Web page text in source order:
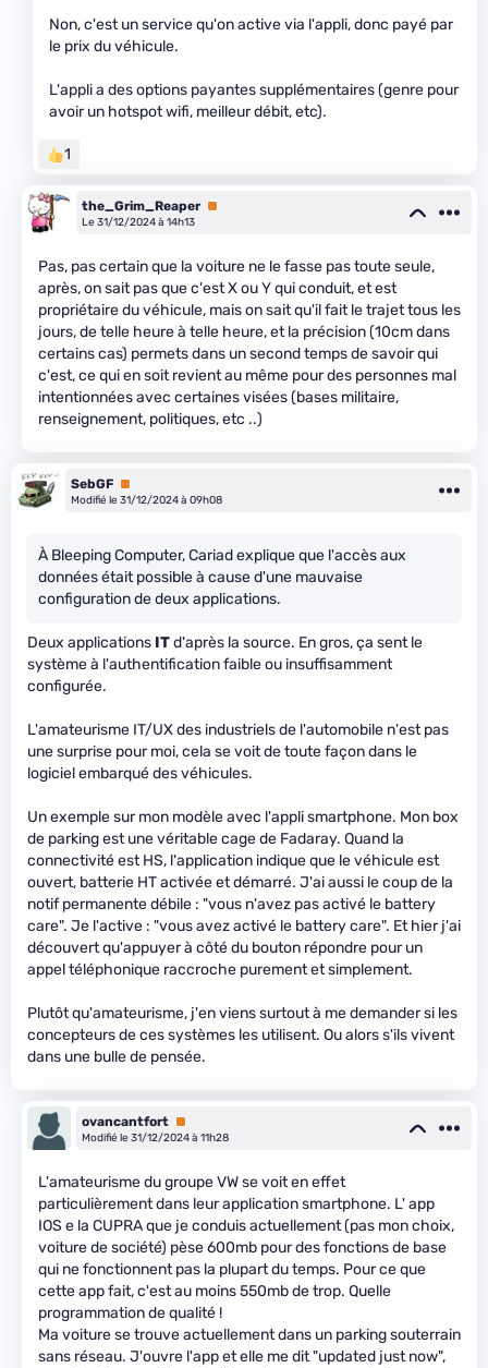
Non, c'est un service qu'on active via l'appli, donc payé par
le prix du véhicule.
L'appli a des options payantes supplémentaires (genre pour
avoir un hotspot wifi, meilleur débit, etc).
1
the_Grim_Reaper Premium
Le 31/12/2024 à 14h13
Pas, pas certain que la voiture ne le fasse pas toute seule,
après, on sait pas que c'est X ou Y qui conduit, et est
propriétaire du véhicule, mais on sait qu'il fait le trajet tous les
jours, de telle heure à telle heure, et la précision (10cm dans
certains cas) permets dans un second temps de savoir qui
c'est, ce qui en soit revient au même pour des personnes mal
intentionnées avec certaines visées (bases militaire,
renseignement, politiques, etc ..)
SebGF Premium
Modifié le 31/12/2024 à 09h08
À Bleeping Computer, Cariad explique que l'accès aux
données était possible à cause d'une mauvaise
configuration de deux applications.
Deux applications ITd'après la source. En gros, ça sent le
système à l'authentification faible ou insuffisamment
configurée.
L'amateurisme IT/UX des industriels de l'automobile n'est pas
une surprise pour moi, cela se voit de toute façon dans le
logiciel embarqué des véhicules.
Un exemple sur mon modèle avec l'appli smartphone. Mon box
de parking est une véritable cage de Fadaray. Quand la
connectivité est HS, l'application indique que le véhicule est
ouvert, batterie HT activée et démarré. J'ai aussi le coup de la
notif permanente débile : "vous n'avez pas activé le battery
care". Je l'active : "vous avez activé le battery care". Et hier j'ai
découvert qu'appuyer à côté du bouton répondre pour un
appel téléphonique raccroche purement et simplement.
Plutôt qu'amateurisme, j'en viens surtout à me demander si les
concepteurs de ces systèmes les utilisent. Ou alors s'ils vivent
dans une bulle de pensée.
ovancantfort Premium
Modifié le 31/12/2024 à 11h28
L'amateurisme du groupe VW se voit en effet
particulièrement dans leur application smartphone. L' app
IOS e la CUPRA que je conduis actuellement (pas mon choix,
voiture de société) pèse 600mb pour des fonctions de base
qui ne fonctionnent pas la plupart du temps. Pour ce que
cette app fait, c'est au moins 550mb de trop. Quelle
programmation de qualité !
Ma voiture se trouve actuellement dans un parking souterrain
sans réseau. J'ouvre l'app et elle me dit "updated just now",